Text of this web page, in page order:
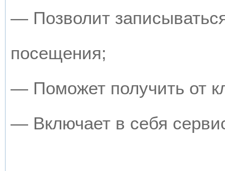
— Позволит
посещения;
— Поможет получить от
— Включает в себя